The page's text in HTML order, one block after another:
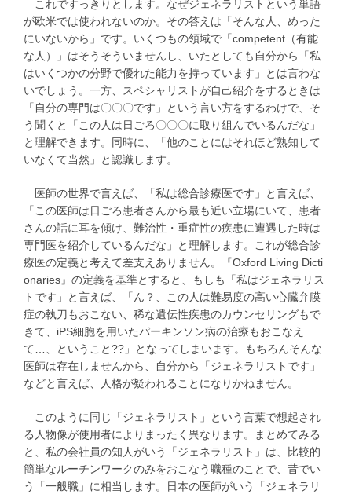
これですっきりとします。なぜジェネラリストという単語
が欧米では使われないのか。その答えは「そんな人、めった
にいないから」です。いくつもの領域で「competent（有能
な人）」はそうそういませんし、いたとしても自分から「私
はいくつかの分野で優れた能力を持っています」とは言わな
いでしょう。一方、スペシャリストが自己紹介をするときは
「自分の専門は〇〇〇です」という言い方をするわけで、そ
う聞くと「この人は日ごろ〇〇〇に取り組んでいるんだな」
と理解できます。同時に、「他のことにはそれほど熟知して
いなくて当然」と認識します。
医師の世界で言えば、「私は総合診療医です」と言えば、
「この医師は日ごろ患者さんから最も近い立場にいて、患者
さんの話に耳を傾け、難治性・重症性の疾患に遭遇した時は
専門医を紹介しているんだな」と理解します。これが総合診
療医の定義と考えて差支えありません。『Oxford Living Dicti
onaries』の定義を基準とすると、もしも「私はジェネラリス
トです」と言えば、「ん？、この人は難易度の高い心臓弁膜
症の執刀もおこない、稀な遺伝性疾患のカウンセリングもで
きて、iPS細胞を用いたパーキンソン病の治療もおこなえ
て…、ということ??」となってしまいます。もちろんそんな
医師は存在しませんから、自分から「ジェネラリストです」
などと言えば、人格が疑われることになりかねません。
このように同じ「ジェネラリスト」という言葉で想起され
る人物像が使用者によりまったく異なります。まとめてみる
と、私の会社員の知人がいう「ジェネラリスト」は、比較的
簡単なルーチンワークのみをおこなう職種のことで、昔でい
う「一般職」に相当します。日本の医師がいう「ジェネラリ